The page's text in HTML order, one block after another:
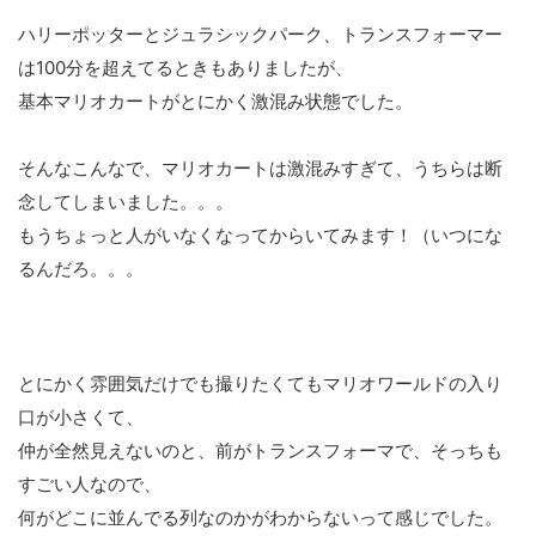
ハリーポッターとジュラシックパーク、トランスフォーマー
は100分を超えてるときもありましたが、
基本マリオカートがとにかく激混み状態でした。
そんなこんなで、マリオカートは激混みすぎて、うちらは断
念してしまいました。。。
もうちょっと人がいなくなってからいてみます！（いつにな
るんだろ。。。
とにかく雰囲気だけでも撮りたくてもマリオワールドの入り
口が小さくて、
仲が全然見えないのと、前がトランスフォーマで、そっちも
すごい人なので、
何がどこに並んでる列なのかがわからないって感じでした。